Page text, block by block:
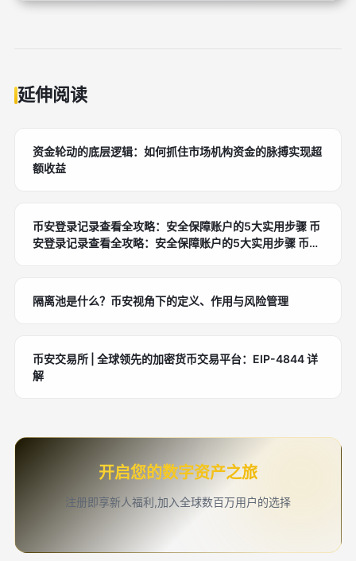
延伸阅读
资金轮动的底层逻辑：如何抓住市场机构资金的脉搏实现超
额收益
币安登录记录查看全攻略：安全保障账户的5大实用步骤 币
安登录记录查看全攻略：安全保障账户的5大实用步骤 币安
隔离池是什么？币安视角下的定义、作用与风险管理
币安交易所 | 全球领先的加密货币交易平台：EIP-4844 详
解
开启您的数字资产之旅
注册即享新人福利,加入全球数百万用户的选择